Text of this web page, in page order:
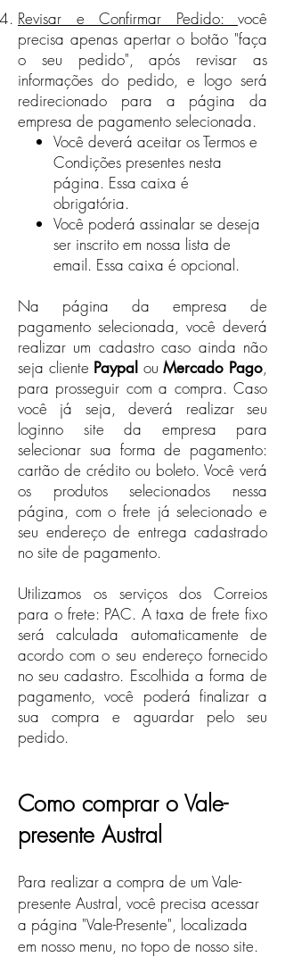
Revisar e Confirmar Pedido: você
precisa apenas apertar o botão "faça
o seu pedido", após revisar as
informações do pedido, e logo será
redirecionado para a página da
empresa de pagamento selecionada.
Você deverá aceitar os Termos e
Condições presentes nesta
página.​ Essa caixa é
obrigatória.
Você poderá assinalar se deseja
ser inscrito em nossa lista de
email. Essa caixa é opcional.
Na página da empresa de
pagamento selecionada, você deverá
realizar um cadastro caso ainda não
seja cliente Paypal ouMercado Pago,
para prosseguir com a compra. Caso
você já seja, deverá realizar seu
loginno site da empresa para
selecionar sua forma de pagamento:
cartão de crédito ou boleto. Você verá
os produtos selecionados nessa
página, com o frete já selecionado e
seu endereço de entrega cadastrado
no site de pagamento.​
Utilizamos os serviços dos Correios
para o frete: PAC. A taxa de frete fixo
será calculada automaticamente de
acordo com o seu endereço fornecido
no seu cadastro. Escolhida a forma de
pagamento, você poderá finalizar a
sua compra e aguardar pelo seu
pedido.
Como comprar o Vale-
presente Austral
Para realizar a compra de um Vale-
presente Austral, você precisa acessar
a página "Vale-Presente", localizada
em nosso menu, no topo de nosso site.